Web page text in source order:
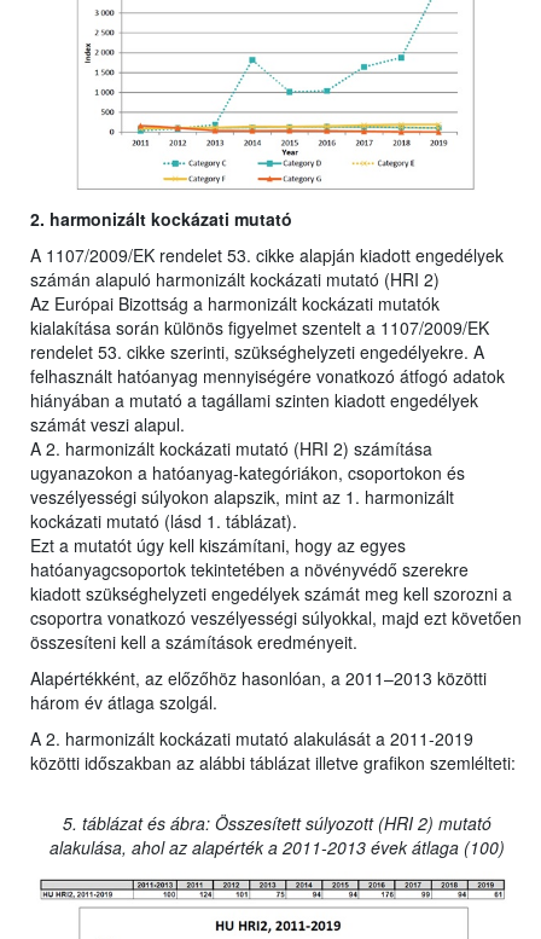
2. harmonizált kockázati mutató
A 1107/2009/EK rendelet 53. cikke alapján kiadott engedélyek
számán alapuló harmonizált kockázati mutató (HRI 2)
Az Európai Bizottság a harmonizált kockázati mutatók
kialakítása során különös figyelmet szentelt a 1107/2009/EK
rendelet 53. cikke szerinti, szükséghelyzeti engedélyekre. A
felhasznált hatóanyag mennyiségére vonatkozó átfogó adatok
hiányában a mutató a tagállami szinten kiadott engedélyek
számát veszi alapul.
A 2. harmonizált kockázati mutató (HRI 2) számítása
ugyanazokon a hatóanyag-kategóriákon, csoportokon és
veszélyességi súlyokon alapszik, mint az 1. harmonizált
kockázati mutató (lásd 1. táblázat).
Ezt a mutatót úgy kell kiszámítani, hogy az egyes
hatóanyagcsoportok tekintetében a növényvédő szerekre
kiadott szükséghelyzeti engedélyek számát meg kell szorozni a
csoportra vonatkozó veszélyességi súlyokkal, majd ezt követően
összesíteni kell a számítások eredményeit.
Alapértékként, az előzőhöz hasonlóan, a 2011–2013 közötti
három év átlaga szolgál.
A 2. harmonizált kockázati mutató alakulását a 2011-2019
közötti időszakban az alábbi táblázat illetve grafikon szemlélteti:
5. táblázat és ábra: Összesített súlyozott (HRI 2) mutató
alakulása, ahol az alapérték a 2011-2013 évek átlaga (100)